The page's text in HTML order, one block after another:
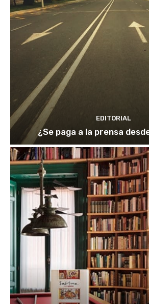
EDITORIAL
¿Se paga a la prensa